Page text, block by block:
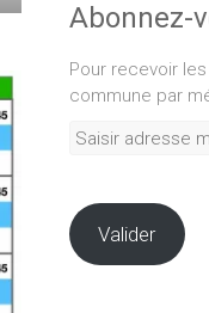
Abonnez-
Pour recevoir
commune par
Saisir
Valider